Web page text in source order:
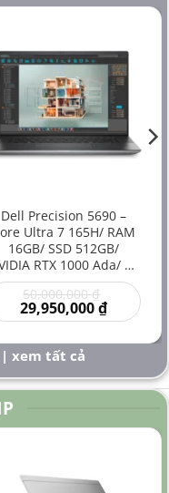
Dell Precision 5690 –
Ultra 7 165H/ RAM
16GB/ SSD 512GB/
RTX 1000 Ada/ 16
inch – Laptop
Workstation Cao Cấp Đồ
Kỹ Thuật Sáng Tạo
50,000,000₫
gốc
là:
29,950,000₫Giá
hiện
là:
xem tất cả